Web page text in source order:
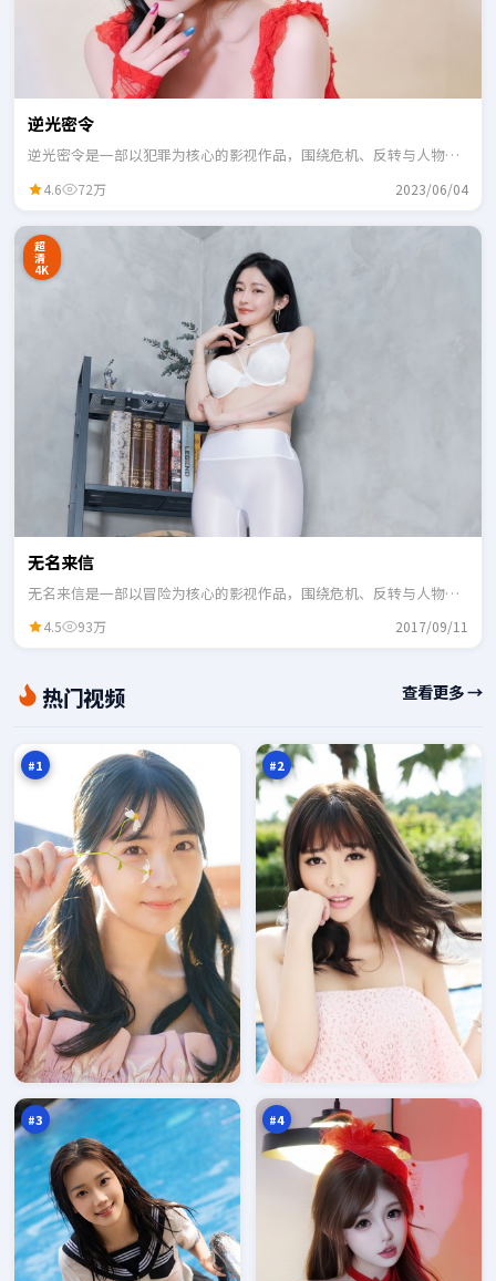
逆光密令
逆光密令是一部以犯罪为核心的影视作品，围绕危机、反转与人物成
4.6 72万 2023/06/04
超
清
4K
无名来信
无名来信是一部以冒险为核心的影视作品，围绕危机、反转与人物成
4.5 93万 2017/09/11
热门视频 查看更多 →
#1
篱
猎 98
#2
#3
残
章
信
号
97
万
#4
深
海
疑
踪
97
万